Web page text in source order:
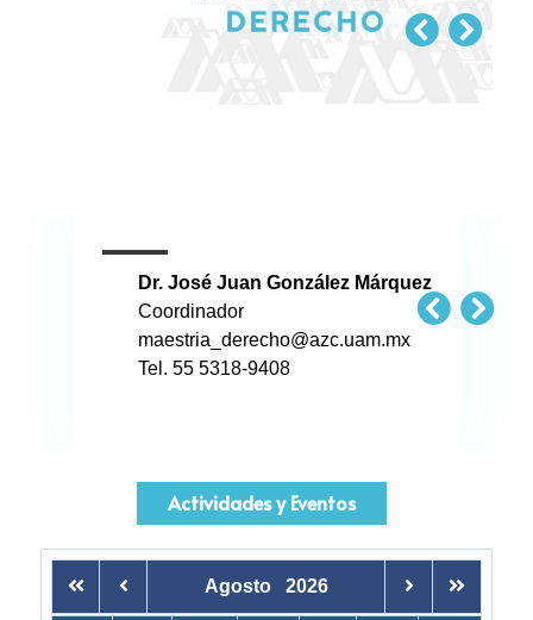
Dr. José Juan González Márquez
Coordinador
maestria_derecho@azc.uam.mx
Tel. 55 5318-9408
Actividades y Eventos
Agosto 2026